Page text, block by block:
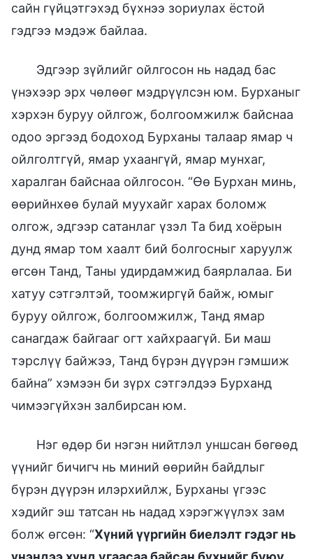
сайн гүйцэтгэхэд бүхнээ зориулах ёстой
гэдгээ мэдэж байлаа.
Эдгээр зүйлийг ойлгосон нь надад бас
үнэхээр эрх чөлөөг мэдрүүлсэн юм. Бурханыг
хэрхэн буруу ойлгож, болгоомжилж байснаа
одоо эргээд бодоход Бурханы талаар ямар ч
ойлголтгүй, ямар ухаангүй, ямар мунхаг,
харалган байснаа ойлгосон. “Өө Бурхан минь,
өөрийнхөө булай муухайг харах боломж
олгож, эдгээр сатанлаг үзэл Та бид хоёрын
дунд ямар том хаалт бий болгосныг харуулж
өгсөн Танд, Таны удирдамжид баярлалаа. Би
хатуу сэтгэлтэй, тоомжиргүй байж, юмыг
буруу ойлгож, болгоомжилж, Танд ямар
санагдаж байгааг огт хайхраагүй. Би маш
тэрслүү байжээ, Танд бүрэн дүүрэн гэмшиж
байна” хэмээн би зүрх сэтгэлдээ Бурханд
чимээгүйхэн залбирсан юм.
Нэг өдөр би нэгэн нийтлэл уншсан бөгөөд
үүнийг бичигч нь миний өөрийн байдлыг
бүрэн дүүрэн илэрхийлж, Бурханы үгээс
хэдийг эш татсан нь надад хэрэгжүүлэх зам
болж өгсөн: “Хүний үүргийн биелэлт гэдэг нь